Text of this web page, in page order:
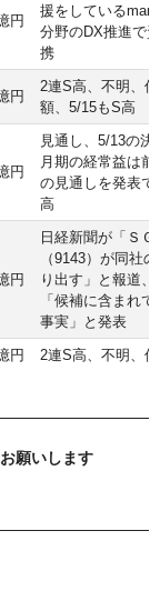
円
援をしている
分野のDX推進で
携
円
2連S高、不明、
額、5/15もS高
円
見通し、5/13の決
月期の経常益は
の見通しを発表で
高
円
日経新聞が「ＳＧ
（9143）が同社
り出す」と報道、
「候補に含まれ
事実」と発表
円 2連S高、不明、
願いします